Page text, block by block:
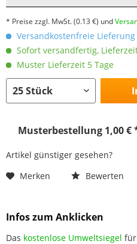
* Preise zzgl. MwSt.(0.13 €) und
Versandkostenfreie
Sofort versandfertig,
Muster Lieferzeit 5 Tage
Musterbestellung 1,00 €
Artikel günstiger gesehen?
Merken
Bewerten
Infos zum Anklicken
Das kostenlose Umweltsiegel für